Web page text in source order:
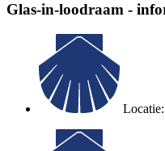
Glas-in-loodraam -